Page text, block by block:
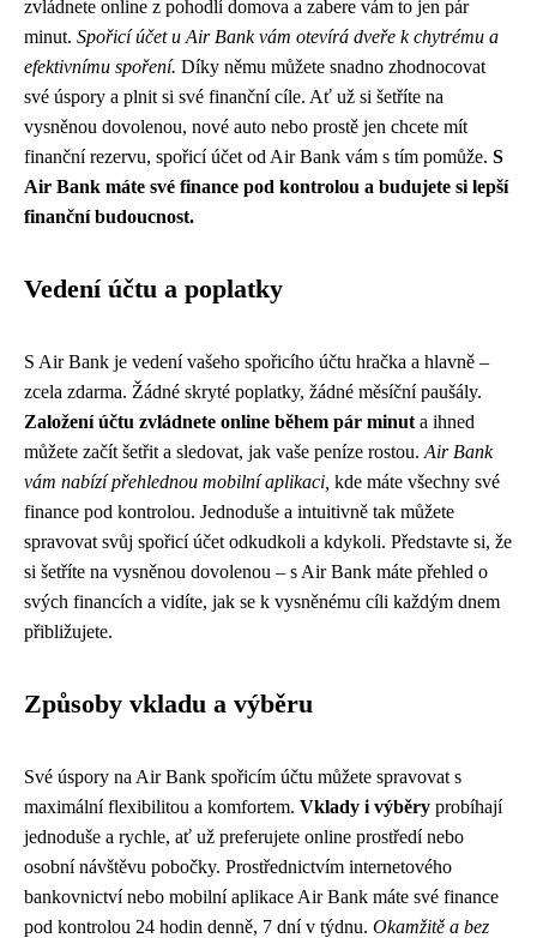
zvládnete online z pohodlí domova a zabere vám to jen pár
minut. Spořicí účet u Air Bank vám otevírá dveře k chytrému a
efektivnímu spoření. Díky němu můžete snadno zhodnocovat
své úspory a plnit si své finanční cíle. Ať už si šetříte na
vysněnou dovolenou, nové auto nebo prostě jen chcete mít
finanční rezervu, spořicí účet od Air Bank vám s tím pomůže. S
Air Bank máte své finance pod kontrolou a budujete si lepší
finanční budoucnost.
Vedení účtu a poplatky
S Air Bank je vedení vašeho spořicího účtu hračka a hlavně –
zcela zdarma. Žádné skryté poplatky, žádné měsíční paušály.
Založení účtu zvládnete online během pár minut a ihned
můžete začít šetřit a sledovat, jak vaše peníze rostou. Air Bank
vám nabízí přehlednou mobilní aplikaci, kde máte všechny své
finance pod kontrolou. Jednoduše a intuitivně tak můžete
spravovat svůj spořicí účet odkudkoli a kdykoli. Představte si, že
si šetříte na vysněnou dovolenou – s Air Bank máte přehled o
svých financích a vidíte, jak se k vysněnému cíli každým dnem
přibližujete.
Způsoby vkladu a výběru
Své úspory na Air Bank spořicím účtu můžete spravovat s
maximální flexibilitou a komfortem. Vklady i výběry probíhají
jednoduše a rychle, ať už preferujete online prostředí nebo
osobní návštěvu pobočky. Prostřednictvím internetového
bankovnictví nebo mobilní aplikace Air Bank máte své finance
pod kontrolou 24 hodin denně, 7 dní v týdnu. Okamžitě a bez